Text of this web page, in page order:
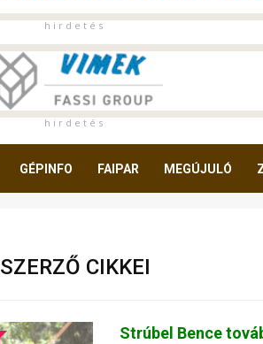
h i r d e t é s
h i r d e t é s
GÉPINFO FAIPAR MEGÚJULÓ
SZERZŐ CIKKEI
Strúbel Bence